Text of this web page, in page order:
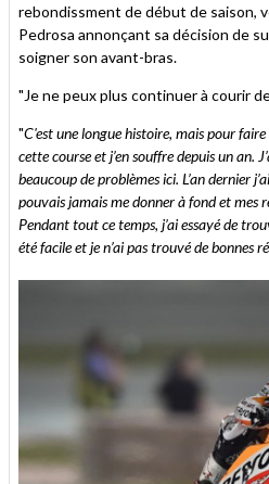
rebondissment de début de saison,
Pedrosa annonçant sa décision de
soigner son avant-bras.
"Je ne peux plus continuer à courir
"C'est une longue histoire, mais pour
cette course et j’en souffre depuis un an.
beaucoup de problèmes ici. L’an dernier
pouvais jamais me donner à fond et mes
Pendant tout ce temps, j’ai essayé de
été facile et je n’ai pas trouvé de bonnes